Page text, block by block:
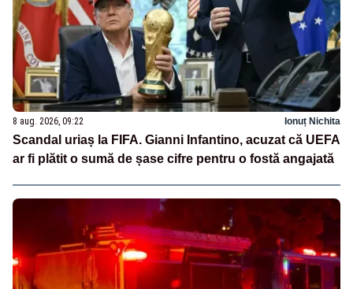
8 aug. 2026, 09:22 Ionuț Nichita
Scandal uriaș la FIFA. Gianni Infantino, acuzat că UEFA
ar fi plătit o sumă de șase cifre pentru o fostă angajată